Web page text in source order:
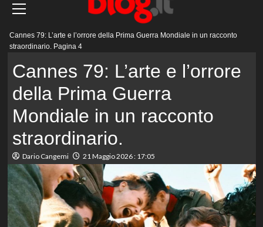
principale
Cannes 79: L’arte e l’orrore della Prima Guerra Mondiale in un racconto
straordinario. Pagina 4
Cannes 79: L’arte e l’orrore
della Prima Guerra
Mondiale in un racconto
straordinario.
Dario Cangemi 21 Maggio 2026 : 17:05